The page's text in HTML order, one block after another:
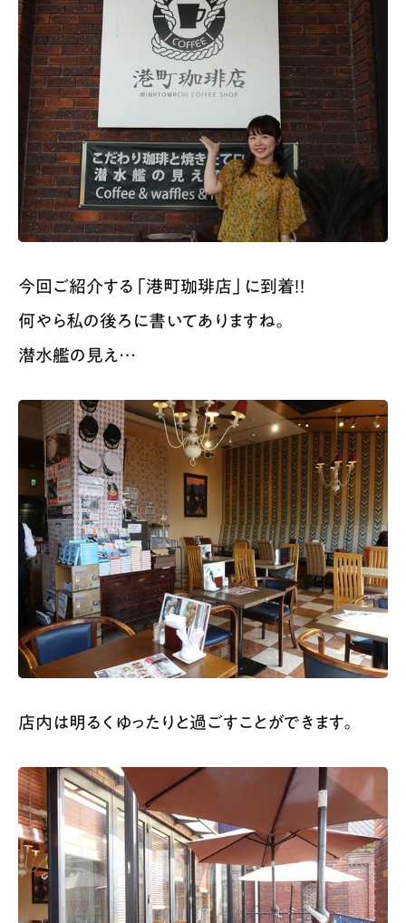
今回ご紹介する「港町珈琲店」に到着！！
何やら私の後ろに書いてありますね。
潜水艦の見え…
店内は明るくゆったりと過ごすことができます。